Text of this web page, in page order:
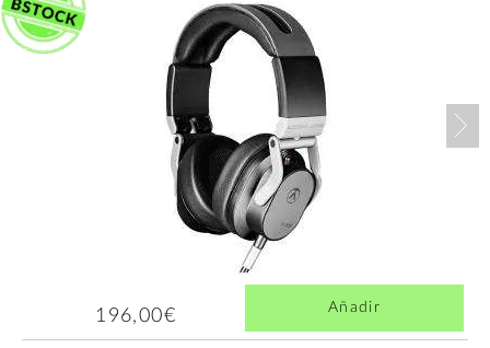
196,00€ Añadir